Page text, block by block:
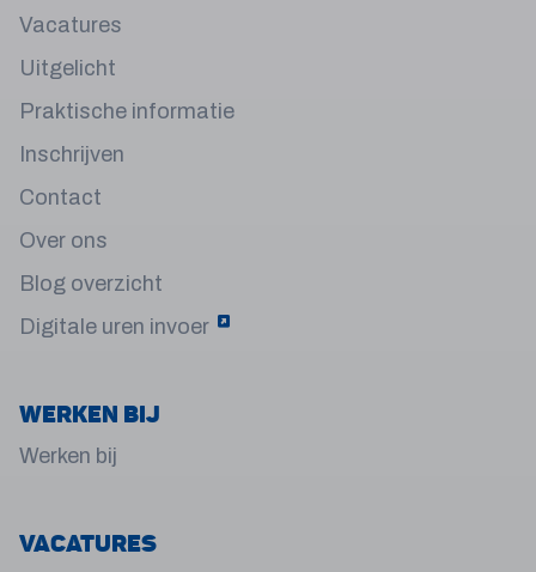
Vacatures
Uitgelicht
Praktische informatie
Inschrijven
Contact
Over ons
Blog overzicht
Digitale uren invoer
Werken bij
Werken bij
Vacatures